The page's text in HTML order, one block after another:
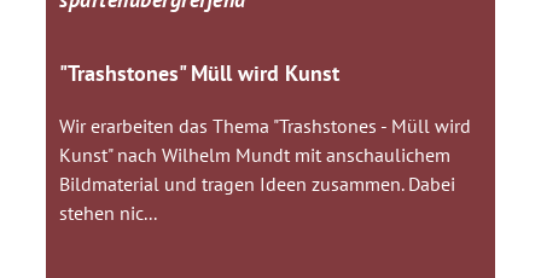
"Trashstones" Müll wird Kunst
Wir erarbeiten das Thema "Trashstones - Müll wird
Kunst" nach Wilhelm Mundt mit anschaulichem
Bildmaterial und tragen Ideen zusammen. Dabei
stehen nic...